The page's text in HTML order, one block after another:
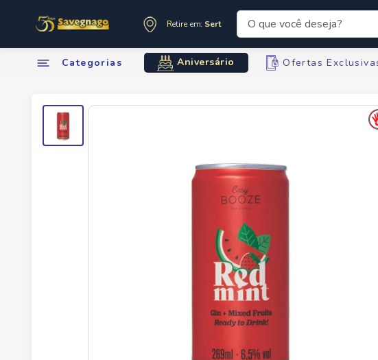
Retire em: Sertãozinho
O que você deseja?
Categorias Aniversário Ofertas
Termos mais buscados
leite
3º
cerveja
6º
sabonete
9º
10º